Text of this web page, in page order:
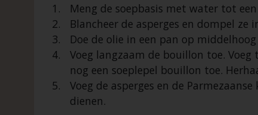
Meng de soepbasis met water tot
Blancheer de asperges en dompel
Doe de olie in een pan op
Voeg langzaam de bouillon toe.
nog een soeplepel bouillon toe.
Voeg de asperges en de
dienen.